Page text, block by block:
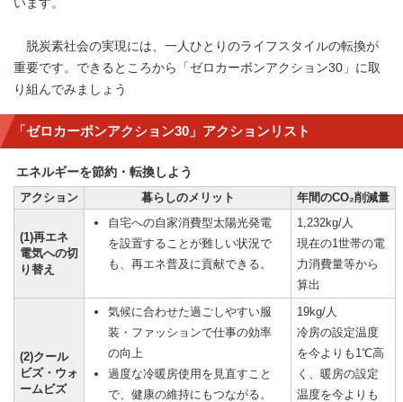
います。
脱炭素社会の実現には、一人ひとりのライフスタイルの転換が
重要です。できるところから「ゼロカーボンアクション30」に取
り組んでみましょう
「ゼロカーボンアクション30」アクションリスト
エネルギーを節約・転換しよう
アクション
暮らしのメリット 年間のCO₂削減量
(1)再エネ
電気への切
り替え
自宅への自家消費型太陽光発電
を設置することが難しい状況で
も、再エネ普及に貢献できる。
1,232kg/人
現在の1世帯の電
力消費量等から
算出
(2)クール
ビズ・ウォ
ームビズ
気候に合わせた過ごしやすい服
装・ファッションで仕事の効率
の向上
過度な冷暖房使用を見直すこと
で、健康の維持にもつながる。
19kg/人
冷房の設定温度
を今よりも1℃高
く、暖房の設定
温度を今よりも